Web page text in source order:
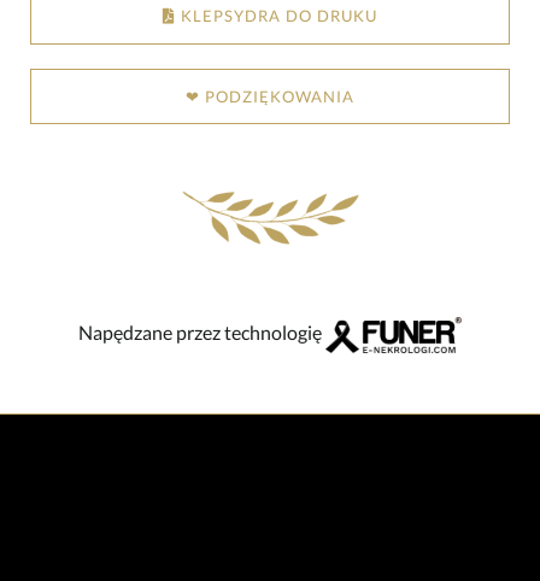
KLEPSYDRA DO DRUKU
❤ PODZIĘKOWANIA
Napędzane przez technologię